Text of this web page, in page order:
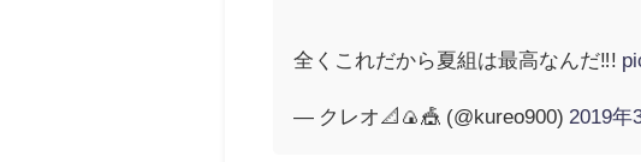
全くこれだから夏組は最高なんだ‼!
— クレオ📐🍙🎪 (@kureo900) 2019年